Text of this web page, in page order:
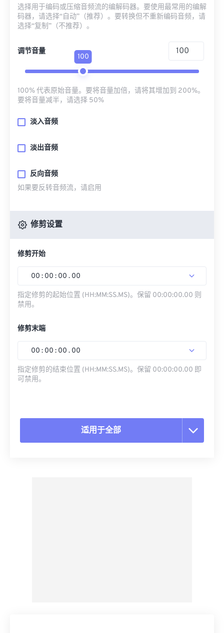
选择用于编码或压缩音频流的编解码器。要使用最常用的编解
码器，请选择“自动”（推荐）。要转换但不重新编码音频，请
选择“复制”（不推荐）。
调节音量
100
100% 代表原始音量。要将音量加倍，请将其增加到 200%。
要将音量减半，请选择 50%
淡入音频
淡出音频
反向音频
如果要反转音频流，请启用
修剪设置
修剪开始
00 : 00 : 00 . 00
指定修剪的起始位置 (HH:MM:SS.MS)。保留 00:00:00.00 则
禁用。
修剪末端
00 : 00 : 00 . 00
指定修剪的结束位置 (HH:MM:SS.MS)。保留 00:00:00.00 即
可禁用。
适用于全部